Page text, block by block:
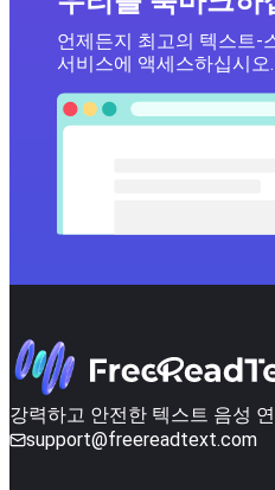
언제든지 최고의 텍스트-
서비스에 액세스하십시오.
강력하고 안전한 텍스트 음성
support@freereadtext.com